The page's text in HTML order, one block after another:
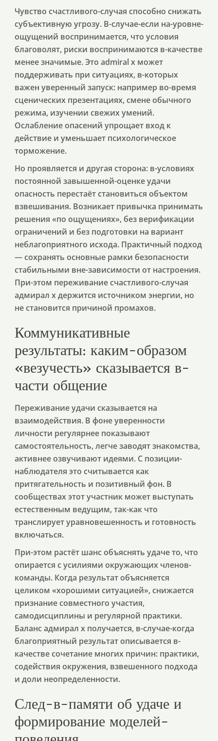
Чувство счастливого-случая способно снижать
субъективную угрозу. В-случае-если на-уровне-
ощущений воспринимается, что условия
благоволят, риски воспринимаются в-качестве
менее значимые. Это admiral x может
поддерживать при ситуациях, в-которых
важен уверенный запуск: например во-время
сценических презентациях, смене обычного
режима, изучении свежих умений.
Ослабление опасений упрощает вход к
действие и уменьшает психологическое
торможение.
Но проявляется и другая сторона: в-условиях
постоянной завышенной-оценке удачи
опасность перестаёт становиться объектом
взвешивания. Возникает привычка принимать
решения «по ощущениях», без верификации
ограничений и без подготовки на вариант
неблагоприятного исхода. Практичный подход
— сохранять основные рамки безопасности
стабильными вне-зависимости от настроения.
При-этом переживание счастливого-случая
адмирал х держится источником энергии, но
не становится причиной промахов.
Коммуникативные
результаты: каким-образом
«везучесть» сказывается в-
части общение
Переживание удачи сказывается на
взаимодействия. В фоне уверенности
личности регулярнее показывают
самостоятельность, легче заводят знакомства,
активнее озвучивают идеями. С позиции-
наблюдателя это считывается как
притягательность и позитивный фон. В
сообществах этот участник может выступать
естественным ведущим, так-как что
транслирует уравновешенность и готовность
включаться.
При-этом растёт шанс объяснять удаче то, что
опирается с усилиями окружающих членов-
команды. Когда результат объясняется
целиком «хорошими ситуацией», снижается
признание совместного участия,
самодисциплины и регулярной практики.
Баланс адмирал х получается, в-случае-когда
благоприятный результат описывается в-
качестве сочетание многих причин: практики,
содействия окружения, взвешенного подхода
и доли неопределенности.
След-в-памяти об удаче и
формирование моделей-